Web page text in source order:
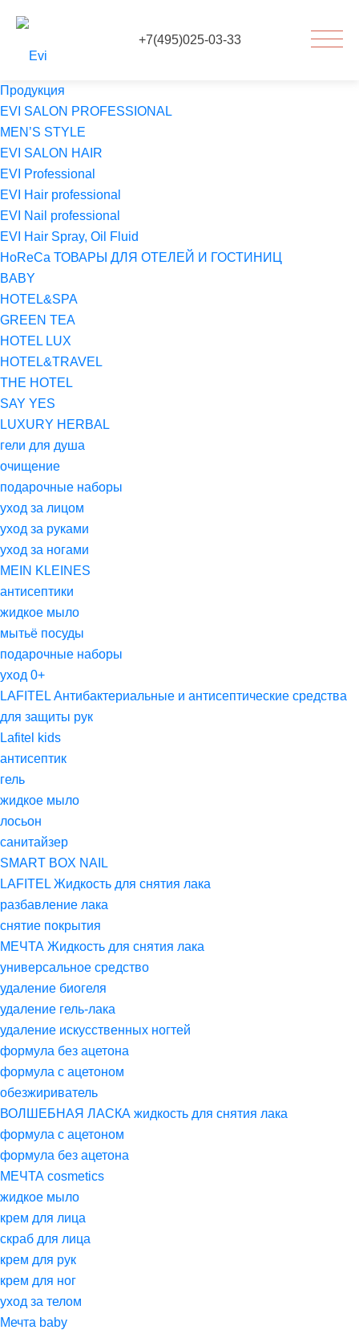
+7(495)025-03-33
Продукция
EVI SALON PROFESSIONAL
MEN’S STYLE
EVI SALON HAIR
EVI Professional
EVI Hair professional
EVI Nail professional
EVI Hair Spray, Oil Fluid
HoReCa ТОВАРЫ ДЛЯ ОТЕЛЕЙ И ГОСТИНИЦ
BABY
HOTEL&SPA
GREEN TEA
HOTEL LUX
HOTEL&TRAVEL
THE HOTEL
SAY YES
LUXURY HERBAL
гели для душа
очищение
подарочные наборы
уход за лицом
уход за руками
уход за ногами
MEIN KLEINES
антисептики
жидкое мыло
мытьё посуды
подарочные наборы
уход 0+
LAFITEL Антибактериальные и антисептические средства
для защиты рук
Lafitel kids
антисептик
гель
жидкое мыло
лосьон
санитайзер
SMART BOX NAIL
LAFITEL Жидкость для снятия лака
разбавление лака
снятие покрытия
МЕЧТА Жидкость для снятия лака
универсальное средство
удаление биогеля
удаление гель-лака
удаление искусственных ногтей
формула без ацетона
формула с ацетоном
обезжириватель
ВОЛШЕБНАЯ ЛАСКА жидкость для снятия лака
формула с ацетоном
формула без ацетона
МЕЧТА cosmetics
жидкое мыло
крем для лица
скраб для лица
крем для рук
крем для ног
уход за телом
Мечта baby